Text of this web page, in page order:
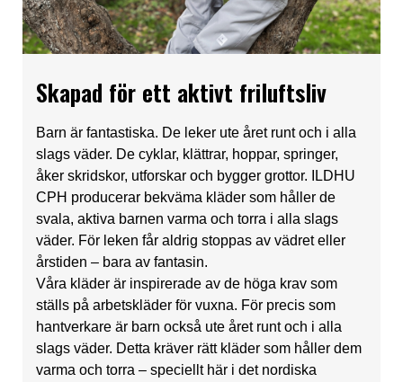
Skapad för ett aktivt friluftsliv
Barn är fantastiska. De leker ute året runt och i alla
slags väder. De cyklar, klättrar, hoppar, springer,
åker skridskor, utforskar och bygger grottor. ILDHU
CPH producerar bekväma kläder som håller de
svala, aktiva barnen varma och torra i alla slags
väder. För leken får aldrig stoppas av vädret eller
årstiden – bara av fantasin.
Våra kläder är inspirerade av de höga krav som
ställs på arbetskläder för vuxna. För precis som
hantverkare är barn också ute året runt och i alla
slags väder. Detta kräver rätt kläder som håller dem
varma och torra – speciellt här i det nordiska